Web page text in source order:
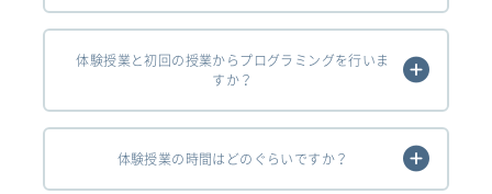
体験授業と初回の授業からプログラミングを行いま
すか？
体験授業の時間はどのぐらいですか？